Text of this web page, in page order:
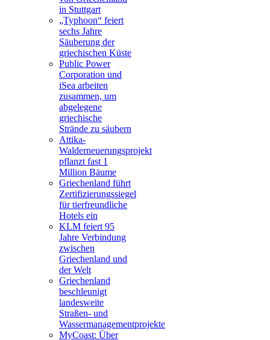
in Stuttgart
„Typhoon“ feiert
sechs Jahre
Säuberung der
griechischen Küste
Public Power
Corporation und
iSea arbeiten
zusammen, um
abgelegene
griechische
Strände zu säubern
Attika-
Walderneuerungsprojekt
pflanzt fast 1
Million Bäume
Griechenland führt
Zertifizierungssiegel
für tierfreundliche
Hotels ein
KLM feiert 95
Jahre Verbindung
zwischen
Griechenland und
der Welt
Griechenland
beschleunigt
landesweite
Straßen- und
Wassermanagementprojekte
MyCoast: Über